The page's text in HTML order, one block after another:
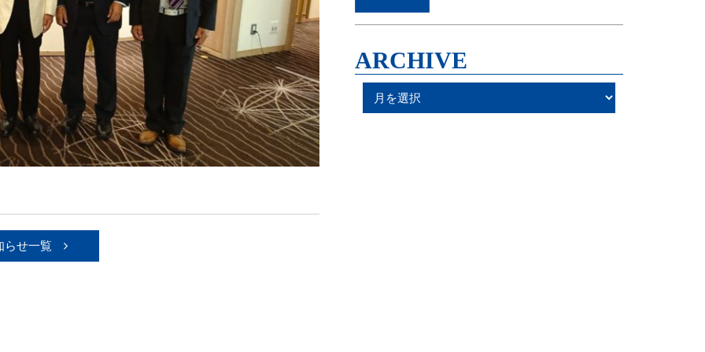
らせ一覧
ARCHIVE